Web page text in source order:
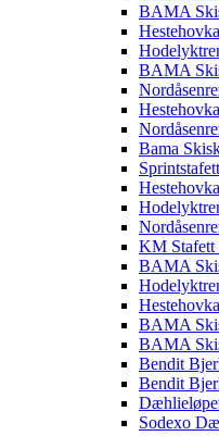
BAMA
BAMA
Bama
KM Stafett
BAMA
BAMA
BAMA
Bendit
Bendit
Sodexo